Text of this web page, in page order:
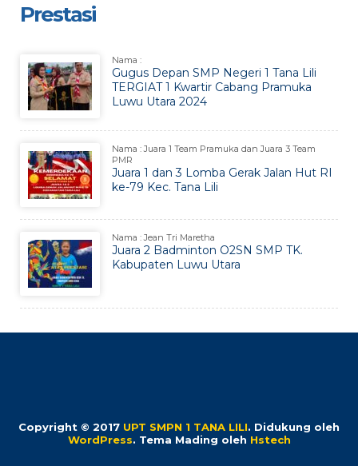
Prestasi
Nama :
Gugus Depan SMP Negeri 1 Tana Lili
TERGIAT 1 Kwartir Cabang Pramuka
Luwu Utara 2024
Nama : Juara 1 Team Pramuka dan Juara 3 Team
PMR
Juara 1 dan 3 Lomba Gerak Jalan Hut RI
ke-79 Kec. Tana Lili
Nama : Jean Tri Maretha
Juara 2 Badminton O2SN SMP TK.
Kabupaten Luwu Utara
Copyright © 2017 UPT SMPN 1 TANA LILI. Didukung oleh
WordPress. Tema Mading oleh Hstech